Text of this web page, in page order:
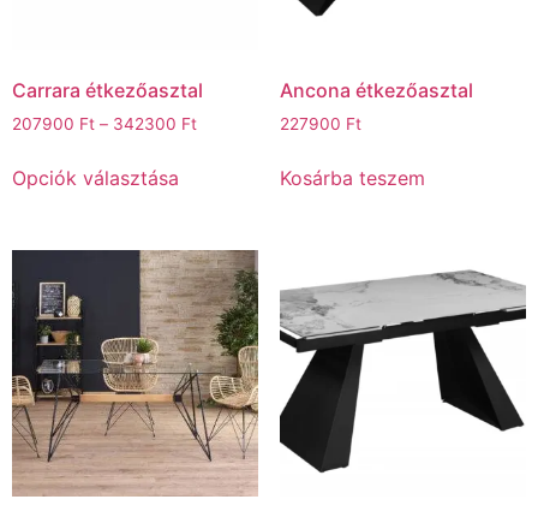
Carrara étkezőasztal
207900 Ft – 342300 Ft
Opciók választása
Ancona étkezőasztal
227900 Ft
Kosárba teszem